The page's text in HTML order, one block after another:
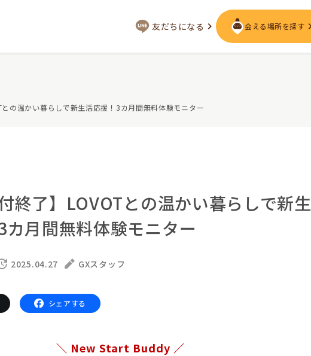
友だちになる 会える場所を探す
しく
実証実験
LOVOT MUSEUM - 日本橋浜町
LOVOTオーナーの方へ
定期メンテナンス・治療
LOVOT コンシェルジュ
ウェブマニュアル
の温かい暮らしで新生活応援！3カ月間無料体験モニター
付終了】LOVOTとの温かい暮らしで新生
カ月間無料体験モニター
2025.04.27 GXスタッフ
シェアする
＼ New Start Buddy ／